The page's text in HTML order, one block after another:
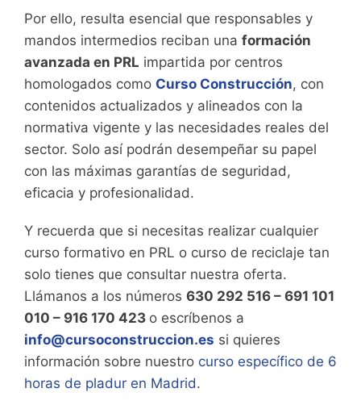
Por ello, resulta esencial que responsables y
mandos intermedios reciban una formación
avanzada en PRL impartida por centros
homologados como Curso Construcción, con
contenidos actualizados y alineados con la
normativa vigente y las necesidades reales del
sector. Solo así podrán desempeñar su papel
con las máximas garantías de seguridad,
eficacia y profesionalidad.
Y recuerda que si necesitas realizar cualquier
curso formativo en PRL o curso de reciclaje tan
solo tienes que consultar nuestra oferta.
Llámanos a los números 630 292 516 – 691 101
010 – 916 170 423 o escríbenos a
info@cursoconstruccion.es si quieres
información sobre nuestro curso específico de 6
horas de pladur en Madrid.